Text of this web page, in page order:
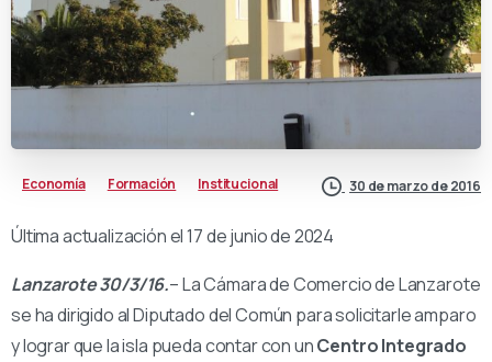
Economía Formación Institucional 30 de marzo de 2016
Última actualización el 17 de junio de 2024
Lanzarote 30/3/16.– La Cámara de Comercio de Lanzarote
se ha dirigido al Diputado del Común para solicitarle amparo
y lograr que la isla pueda contar con unCentro Integrado